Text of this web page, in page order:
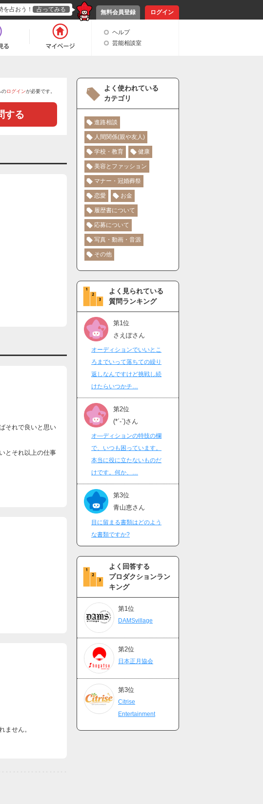
無料会員登録 ログイン
を占おう！ 占ってみる
ヘルプ
芸能相談室
のログインが必要です。
する
それで良いと思い
とそれ以上の仕事
ません。
よく使われている
カテゴリ
進路相談
人間関係(親や友人)
学校・教育 健康
美容とファッション
マナー・冠婚葬祭
恋愛 お金
履歴書について
応募について
写真・動画・音源
その他
よく見られている
質問ランキング
第1位
さえぽさん
オーディションでいいとこ
ろまでいって落ちての繰り
返しなんですけど挑戦し続
けたらいつかチ…
第2位
(*´-`)さん
オ―ディションの特技の欄
で、いつも困っています。
本当に役に立たないものだ
けです。何か、…
第3位
青山恵さん
目に留まる書類はどのよう
な書類ですか?
よく回答する
プロダクションラン
キング
第1位
DAMSvillage
第2位
日本正月協会
第3位
Citrise
Entertainment